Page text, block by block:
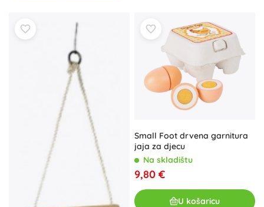
Small Foot drvena garnitura
jaja za djecu
Na skladištu
9,80 €
U košaricu